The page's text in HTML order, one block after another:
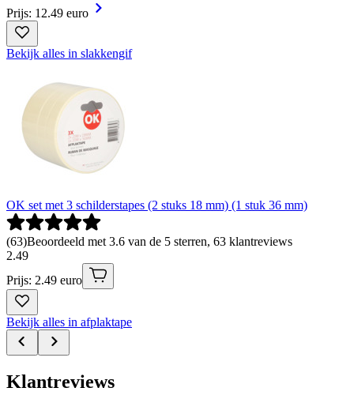
Prijs: 12.49 euro
Bekijk alles in slakkengif
OK set met 3 schilderstapes (2 stuks 18 mm) (1 stuk 36 mm)
(63)Beoordeeld met 3.6 van de 5 sterren, 63 klantreviews
2.49
Prijs: 2.49 euro
Bekijk alles in afplaktape
Klantreviews